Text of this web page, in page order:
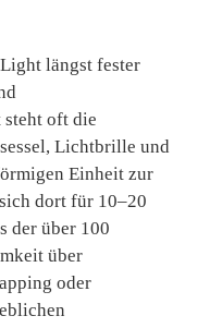
längst fester
steht oft die
Lichtbrille und
Einheit zur
dort für 10–20
der über 100
über
oder